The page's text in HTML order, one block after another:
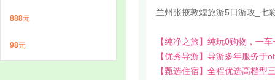
兰州张掖敦煌旅游5日游攻_七
【纯净之旅】纯玩0购物，一
【优秀导游】导游多年服务于
【甄选住宿】全程优选高档型
888元
98元